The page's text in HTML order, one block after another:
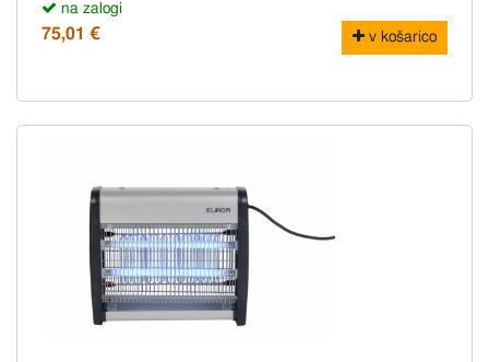
na zalogi
75,01 € v košarico